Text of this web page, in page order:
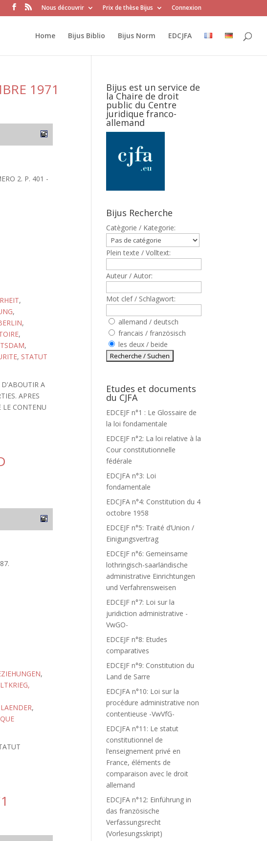
Nous découvrir Prix de thèse Bijus Connexion
Home Bijus Biblio Bijus Norm EDCJFA
1971
2. P. 401 -
,
,
,
,
,
, STATUT
D'ABOUTIR A
APRES
LE CONTENU
,
LAENDER,
Bijus est un service de
la Chaire de droit
public du Centre
juridique franco-
allemand
Bijus Recherche
Catègorie / Kategorie:
Plein texte / Volltext:
Auteur / Autor:
Mot clef / Schlagwort:
allemand / deutsch
francais / französisch
les deux / beide
Etudes et documents
du CJFA
EDCEJF n°1 : Le Glossaire de
la loi fondamentale
EDCEJF n°2: La loi relative à la
Cour constitutionnelle
fédérale
EDCJFA n°3: Loi
fondamentale
EDCJFA n°4: Constitution du 4
octobre 1958
EDCEJF n°5: Traité d’Union /
Einigungsvertrag
EDCEJF n°6: Gemeinsame
lothringisch-saarländische
administrative Einrichtungen
und Verfahrensweisen
EDCEJF n°7: Loi sur la
juridiction administrative -
VwGO-
EDCEJF n°8: Etudes
comparatives
EDCEJF n°9: Constitution du
Land de Sarre
EDCJFA n°10: Loi sur la
procédure administrative non
contentieuse -VwVfG-
EDCJFA n°11: Le statut
constitutionnel de
l’enseignement privé en
France, éléments de
comparaison avec le droit
allemand
EDCJFA n°12: Einführung in
das französische
Verfassungsrecht
(Vorlesungsskript)